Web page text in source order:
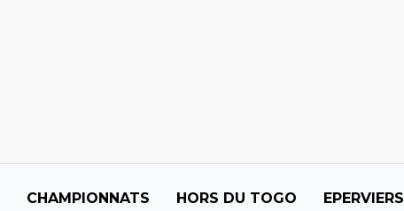
CHAMPIONNATS HORS DU TOGO EPERVIERS